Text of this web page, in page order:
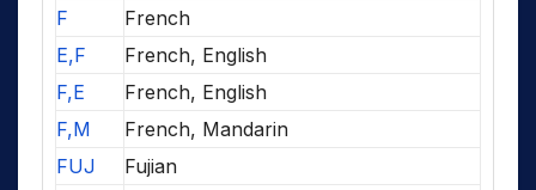
F
French
E,F
French, English
F,E
French, English
F,M
French, Mandarin
FUJ
Fujian